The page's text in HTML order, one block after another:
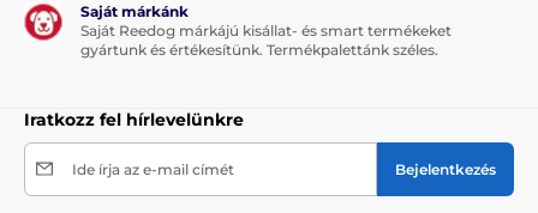
Saját márkánk
Saját Reedog márkájú kisállat- és smart termékeket
gyártunk és értékesítünk. Termékpalettánk széles.
Iratkozz fel hírlevelünkre
Ide írja az e-mail címét Bejelentkezés